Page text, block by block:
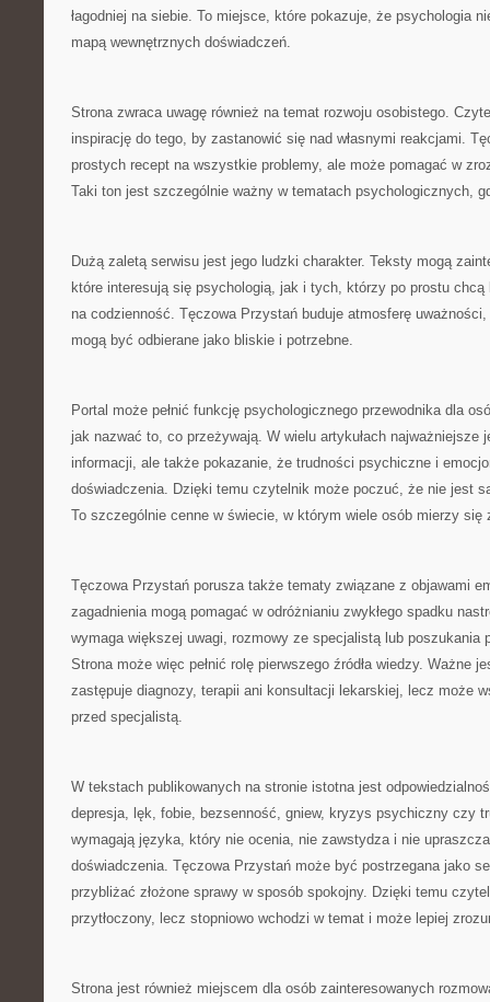
łagodniej na siebie. To miejsce, które pokazuje, że psychologia
mapą wewnętrznych doświadczeń.
Strona zwraca uwagę również na temat rozwoju osobistego.
inspirację do tego, by zastanowić się nad własnymi reakcjami.
prostych recept na wszystkie problemy, ale może pomagać w
Taki ton jest szczególnie ważny w tematach psychologicznych,
Dużą zaletą serwisu jest jego ludzki charakter. Teksty mogą
które interesują się psychologią, jak i tych, którzy po prostu chcą
na codzienność. Tęczowa Przystań buduje atmosferę
mogą być odbierane jako bliskie i potrzebne.
Portal może pełnić funkcję psychologicznego przewodnika dla
jak nazwać to, co przeżywają. W wielu artykułach najważniejsze
informacji, ale także pokazanie, że trudności psychiczne i
doświadczenia. Dzięki temu czytelnik może poczuć, że nie jest
To szczególnie cenne w świecie, w którym wiele osób mierzy się
Tęczowa Przystań porusza także tematy związane z objawami
zagadnienia mogą pomagać w odróżnianiu zwykłego spadku
wymaga większej uwagi, rozmowy ze specjalistą lub poszukania
Strona może więc pełnić rolę pierwszego źródła wiedzy. Ważne
zastępuje diagnozy, terapii ani konsultacji lekarskiej, lecz może
przed specjalistą.
W tekstach publikowanych na stronie istotna jest
depresja, lęk, fobie, bezsenność, gniew, kryzys psychiczny czy
wymagają języka, który nie ocenia, nie zawstydza i nie
doświadczenia. Tęczowa Przystań może być postrzegana jako
przybliżać złożone sprawy w sposób spokojny. Dzięki temu
przytłoczony, lecz stopniowo wchodzi w temat i może lepiej
Strona jest również miejscem dla osób zainteresowanych